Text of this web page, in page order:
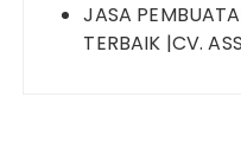
JASA
TERBAIK |CV.